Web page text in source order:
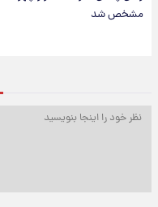
مشخص شد